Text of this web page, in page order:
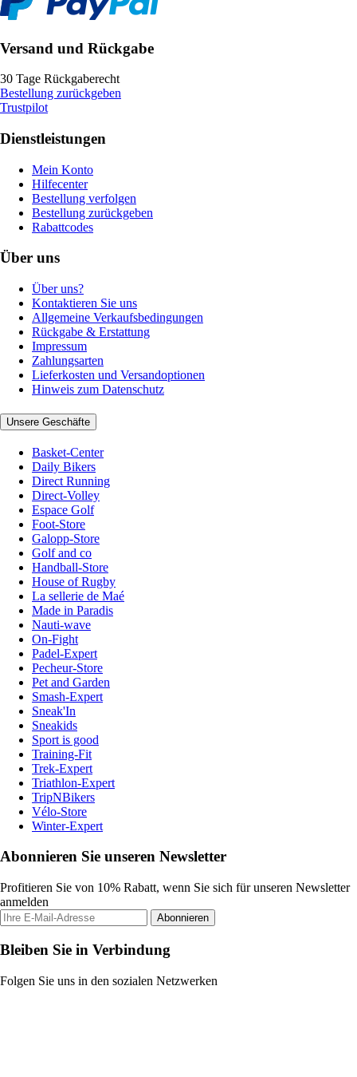
Versand und Rückgabe
30 Tage Rückgaberecht
Bestellung zurückgeben
Trustpilot
Dienstleistungen
Mein Konto
Hilfecenter
Bestellung verfolgen
Bestellung zurückgeben
Rabattcodes
Über uns
Über uns?
Kontaktieren Sie uns
Allgemeine Verkaufsbedingungen
Rückgabe & Erstattung
Impressum
Zahlungsarten
Lieferkosten und Versandoptionen
Hinweis zum Datenschutz
Unsere Geschäfte
Basket-Center
Daily Bikers
Direct Running
Direct-Volley
Espace Golf
Foot-Store
Galopp-Store
Golf and co
Handball-Store
House of Rugby
La sellerie de Maé
Made in Paradis
Nauti-wave
On-Fight
Padel-Expert
Pecheur-Store
Pet and Garden
Smash-Expert
Sneak'In
Sneakids
Sport is good
Training-Fit
Trek-Expert
Triathlon-Expert
TripNBikers
Vélo-Store
Winter-Expert
Abonnieren Sie unseren Newsletter
Profitieren Sie von 10% Rabatt, wenn Sie sich für unseren Newsletter
anmelden
Abonnieren
Bleiben Sie in Verbindung
Folgen Sie uns in den sozialen Netzwerken